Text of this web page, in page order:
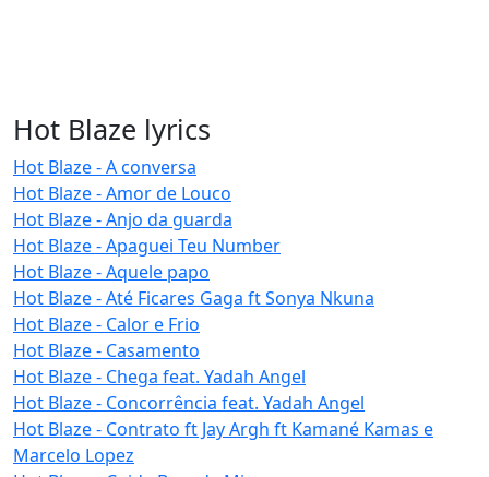
Hot Blaze lyrics
Hot Blaze - A conversa
Hot Blaze - Amor de Louco
Hot Blaze - Anjo da guarda
Hot Blaze - Apaguei Teu Number
Hot Blaze - Aquele papo
Hot Blaze - Até Ficares Gaga ft Sonya Nkuna
Hot Blaze - Calor e Frio
Hot Blaze - Casamento
Hot Blaze - Chega feat. Yadah Angel
Hot Blaze - Concorrência feat. Yadah Angel
Hot Blaze - Contrato ft Jay Argh ft Kamané Kamas e
Marcelo Lopez